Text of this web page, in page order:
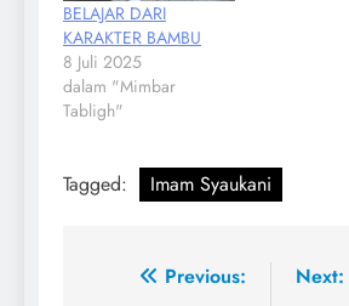
BELAJAR DARI
KARAKTER BAMBU
8 Juli 2025
dalam "Mimbar
Tabligh"
Tagged: Imam Syaukani
NavigasiPrevious:
Next: